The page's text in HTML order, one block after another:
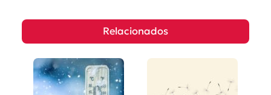
Relacionados